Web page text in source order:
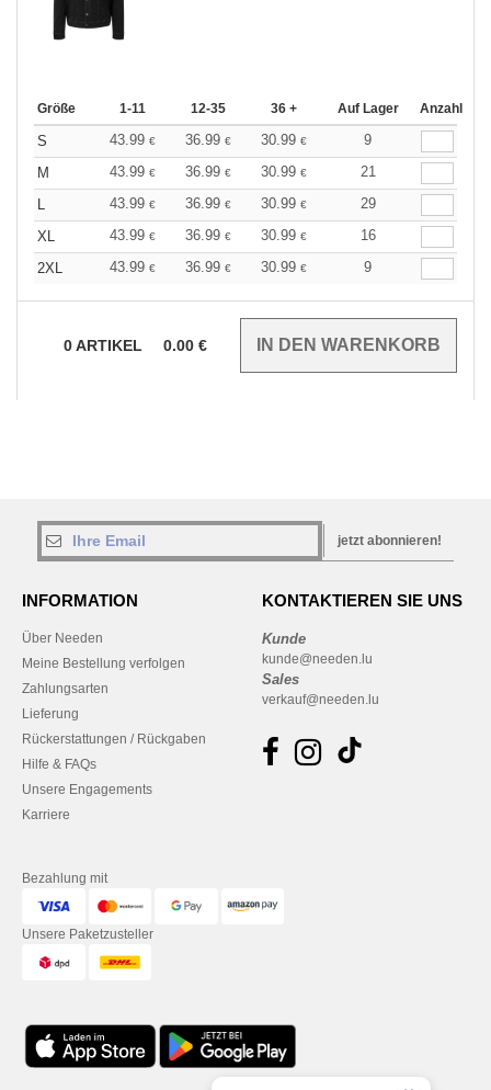
Größe 1-11 12-35 36 + Auf Lager Anzahl
S 43.99 € 36.99 € 30.99 €
9
M
43.99 € 36.99 € 30.99 €
21
L
43.99 € 36.99 € 30.99 €
29
XL
43.99 € 36.99 € 30.99 €
16
2XL
43.99 € 36.99 € 30.99 € 9
0ARTIKEL 0.00 €
jetzt abonnieren!
INFORMATION
Über Needen
Meine Bestellung verfolgen
Zahlungsarten
Lieferung
Rückerstattungen / Rückgaben
Hilfe & FAQs
Unsere Engagements
Karriere
KONTAKTIEREN SIE UNS
Kunde
kunde@needen.lu
Sales
verkauf@needen.lu
Bezahlung mit
Unsere Paketzusteller